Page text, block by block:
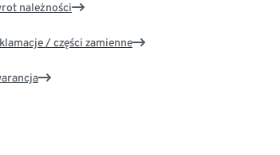
należności
/ części zamienne